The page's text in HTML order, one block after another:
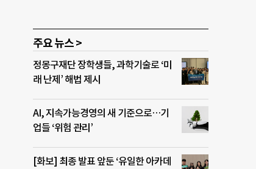
주요 뉴스 >
정몽구재단 장학생들, 과학기술로 ‘미
래 난제’ 해법 제시
AI, 지속가능경영의 새 기준으로…기
업들 ‘위험 관리’
[화보] 최종 발표 앞둔 ‘유일한 아카데